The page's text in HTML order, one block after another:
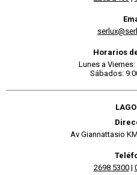
Horarios
Lunes a
Sábados:
Av Giannattasio
2698 5300|